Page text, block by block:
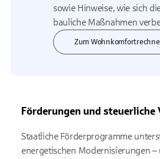
sowie Hinweise, wie sich
bauliche Maßnahmen
Zum
Förderungen und steuerliche
Staatliche Förderprogramme
energetischen Modernisierungen